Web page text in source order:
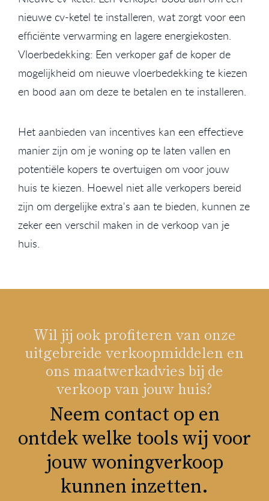
nieuwe cv-ketel te installeren, wat zorgt voor een
efficiënte verwarming en lagere energiekosten.
Vloerbedekking: Een verkoper gaf de koper de
mogelijkheid om nieuwe vloerbedekking te kiezen
en bood aan om deze te betalen en te installeren.
Het aanbieden van incentives kan een effectieve
manier zijn om je woning op te laten vallen en
potentiële kopers te overtuigen om voor jouw
huis te kiezen. Hoewel niet alle verkopers bereid
zijn om dergelijke extra's aan te bieden, kunnen ze
zeker een verschil maken in de verkoop van je
huis.
Wil jij ook profiteren van onze
uitgebreide verkoopmiddelen en
ons maatwerkadvies bij de
verkoop van jouw huis?
Neem contact op en
ontdek welke tools wij voor
jouw woningverkoop
kunnen inzetten.